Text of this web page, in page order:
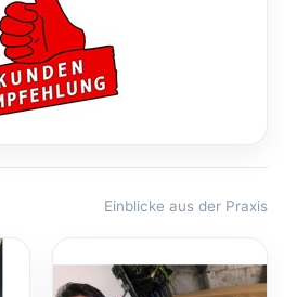
Einblicke aus der Praxis